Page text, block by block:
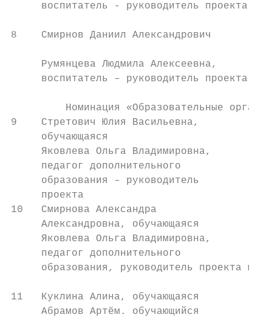
воспитатель - руководитель проекта
8    Смирнов Даниил Александрович
Румянцева Людмила Алексеевна,
воспитатель – руководитель проекта
Номинация «Образовательные
9    Стретович Юлия Васильевна,
обучающаяся
Яковлева Ольга Владимировна,
педагог дополнительного
образования – руководитель
проекта
10   Смирнова Александра
Александровна, обучающаяся
Яковлева Ольга Владимировна,
педагог дополнительного
образования, руководитель проекта
11   Куклина Алина, обучающаяся
Абрамов Артём. обучающийся